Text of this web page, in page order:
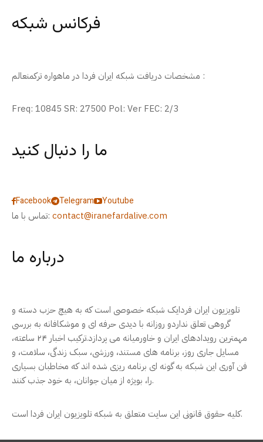
فرکانس شبکه
مشخصات دریافت شبکه ایران فردا در ماهواره ترکمنعالم :
Freq: 10845 SR: 27500 Pol: Ver FEC: 2/3
ما را دنبال کنید
Facebook Telegram
Youtube
تماس با ما: contact@iranefardalive.com
درباره ما
تلویزیون ایران فردایک شبکه خصوصی است که به هیچ حزب دسته و
گروهی تعلق نداردو روزانه با دیدی حرفه ای و موشکافانه به بررسی
مهمترین رویدادهای ایران و خاورمیانه می پردازد.ترکیب اخبار ۲۴ ساعته،
مسایل جاری روز، برنامه های مستند، ورزشی، سبک زندگی، سلامت، و
فن آوری این شبکه به گونه ای برنامه ریزی شده اند که مخاطبان بسیاری
را، بویژه از میان جوانان، به خود جذب کنند.
کلیه حقوق قانونی این سایت متعلق به شبکه تلویزیون ایران فردا است.